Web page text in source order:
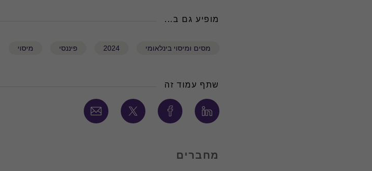
מופיע גם ב...
מסים ומיסוי בינלאומי 2024 פיננסי מיסוי
שתף עמוד זה
מחברים